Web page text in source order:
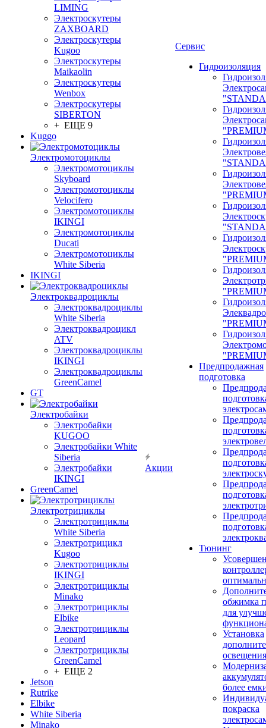
LIMING
Электроскутеры
ZAXBOARD
Электроскутеры
Kugoo
Электроскутеры
Maikaolin
Электроскутеры
Wenbox
Электроскутеры
SIBERTON
+ ЕЩЕ 9
Kuggo
Электромотоциклы
Электромотоциклы
Skyboard
Электромотоциклы
Velocifero
Электромотоциклы
IKINGI
Электромотоциклы
Ducati
Электромотоциклы
White Siberia
IKINGI
Электроквадроциклы
Электроквадроциклы
White Siberia
Электроквадроцикл
ATV
Электроквадроциклы
IKINGI
Электроквадроциклы
GreenCamel
GT
Электробайки
Электробайки
KUGOO
Электробайки White
Siberia
Электробайки
IKINGI
GreenCamel
Электротрициклы
Электротрициклы
White Siberia
Электротрицикл
Kugoo
Электротрициклы
IKINGI
Электротрициклы
Minako
Электротрициклы
Elbike
Электротрициклы
Leopard
Электротрициклы
GreenCamel
+ ЕЩЕ 2
Jetson
Rutrike
Elbike
White Siberia
Minako
Акции
Сервис
Гидроизоляция
Предпродажная
подготовка
Тюнинг
обжимка
для
Установка
освещения
более
покраска